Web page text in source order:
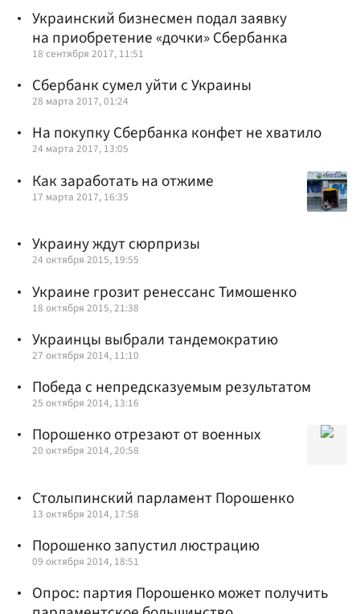
Украинский бизнесмен подал заявку
на приобретение «дочки» Сбербанка
18 сентября 2017, 11:51
Сбербанк сумел уйти с Украины
28 марта 2017, 01:24
На покупку Сбербанка конфет не хватило
24 марта 2017, 13:05
Как заработать на отжиме
17 марта 2017, 16:35
Украину ждут сюрпризы
24 октября 2015, 19:55
Украине грозит ренессанс Тимошенко
18 октября 2015, 21:38
Украинцы выбрали тандемократию
27 октября 2014, 11:10
Победа с непредсказуемым результатом
25 октября 2014, 13:16
Порошенко отрезают от военных
20 октября 2014, 20:58
Столыпинский парламент Порошенко
13 октября 2014, 17:58
Порошенко запустил люстрацию
09 октября 2014, 18:51
Опрос: партия Порошенко может получить